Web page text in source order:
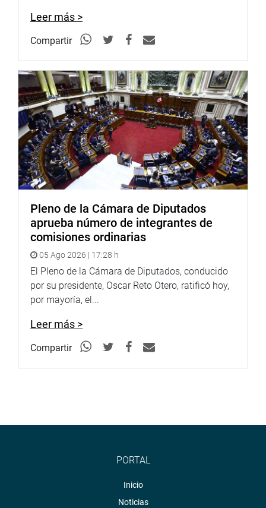
representante por Tacna, se sumó al pedido y demandó la
inmediata culminación de la carretera Tacna-Collpa-La
Paz, que le falta el segundo tramo.
Lima, 13 de mayo de 2021
PRENSA-CONGRESO
Leer más >
Compartir
Pleno de la Cámara de Diputados
aprueba número de integrantes de
comisiones ordinarias
05 Ago 2026 | 17:28 h
El Pleno de la Cámara de Diputados, conducido
por su presidente, Oscar Reto Otero, ratificó hoy,
por mayoría, el...
Leer más >
Compartir
PORTAL
Inicio
Noticias